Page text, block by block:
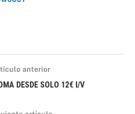
anterior
DESDE SOLO 12€ I/V